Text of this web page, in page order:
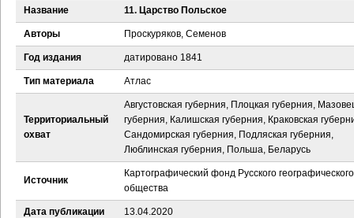
ы
д
е
ь
Название 11. Царство Польское
Авторы Проскуряков, Семенов
Год издания датировано 1841
Тип материала Атлас
Территориальный
охват
Августовская губерния, Плоцкая губерния,
губерния, Калишская губерния, Краковская
Сандомирская губерния, Подляская губерния,
Люблинская губерния, Польша, Беларусь
Источник
Картографический фонд Русского географического
общества
Дата публикации 13.04.2020